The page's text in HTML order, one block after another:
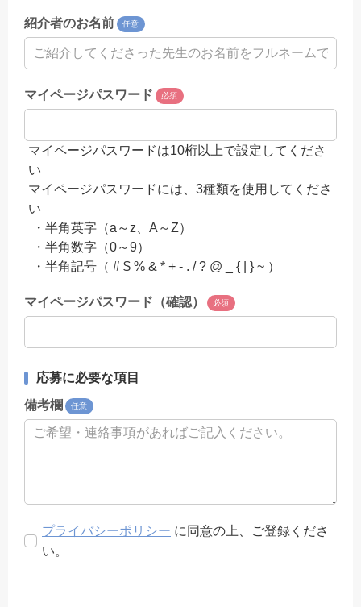
紹介者のお名前 任意
マイページパスワード 必須
マイページパスワードは10桁以上で設定してくださ
い
マイページパスワードには、3種類を使用してくださ
い
・半角英字（a～z、A～Z）
・半角数字（0～9）
・半角記号（ # $ % & * + - . / ? @ _ { | } ~ ）
マイページパスワード（確認） 必須
応募に必要な項目
備考欄
任意
プライバシーポリシー に同意の上、ご登録くださ
い。